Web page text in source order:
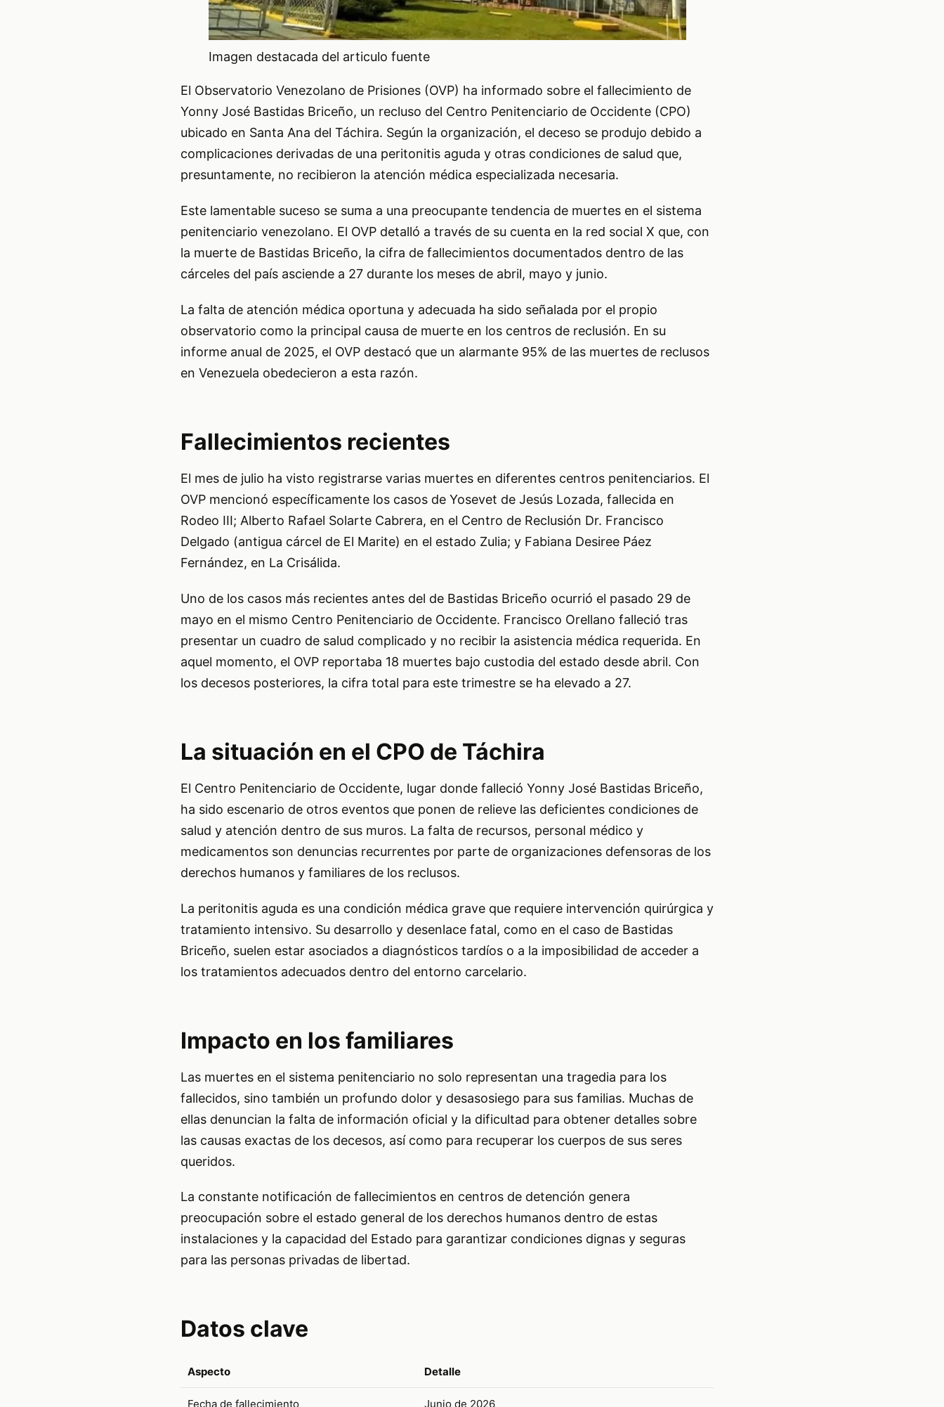
Imagen destacada del articulo fuente
El Observatorio Venezolano de Prisiones (OVP) ha informado sobre el fallecimiento de
Yonny José Bastidas Briceño, un recluso del Centro Penitenciario de Occidente (CPO)
ubicado en Santa Ana del Táchira. Según la organización, el deceso se produjo debido a
complicaciones derivadas de una peritonitis aguda y otras condiciones de salud que,
presuntamente, no recibieron la atención médica especializada necesaria.
Este lamentable suceso se suma a una preocupante tendencia de muertes en el sistema
penitenciario venezolano. El OVP detalló a través de su cuenta en la red social X que, con
la muerte de Bastidas Briceño, la cifra de fallecimientos documentados dentro de las
cárceles del país asciende a 27 durante los meses de abril, mayo y junio.
La falta de atención médica oportuna y adecuada ha sido señalada por el propio
observatorio como la principal causa de muerte en los centros de reclusión. En su
informe anual de 2025, el OVP destacó que un alarmante 95% de las muertes de reclusos
en Venezuela obedecieron a esta razón.
Fallecimientos recientes
El mes de julio ha visto registrarse varias muertes en diferentes centros penitenciarios. El
OVP mencionó específicamente los casos de Yosevet de Jesús Lozada, fallecida en
Rodeo III; Alberto Rafael Solarte Cabrera, en el Centro de Reclusión Dr. Francisco
Delgado (antigua cárcel de El Marite) en el estado Zulia; y Fabiana Desiree Páez
Fernández, en La Crisálida.
Uno de los casos más recientes antes del de Bastidas Briceño ocurrió el pasado 29 de
mayo en el mismo Centro Penitenciario de Occidente. Francisco Orellano falleció tras
presentar un cuadro de salud complicado y no recibir la asistencia médica requerida. En
aquel momento, el OVP reportaba 18 muertes bajo custodia del estado desde abril. Con
los decesos posteriores, la cifra total para este trimestre se ha elevado a 27.
La situación en el CPO de Táchira
El Centro Penitenciario de Occidente, lugar donde falleció Yonny José Bastidas Briceño,
ha sido escenario de otros eventos que ponen de relieve las deficientes condiciones de
salud y atención dentro de sus muros. La falta de recursos, personal médico y
medicamentos son denuncias recurrentes por parte de organizaciones defensoras de los
derechos humanos y familiares de los reclusos.
La peritonitis aguda es una condición médica grave que requiere intervención quirúrgica y
tratamiento intensivo. Su desarrollo y desenlace fatal, como en el caso de Bastidas
Briceño, suelen estar asociados a diagnósticos tardíos o a la imposibilidad de acceder a
los tratamientos adecuados dentro del entorno carcelario.
Impacto en los familiares
Las muertes en el sistema penitenciario no solo representan una tragedia para los
fallecidos, sino también un profundo dolor y desasosiego para sus familias. Muchas de
ellas denuncian la falta de información oficial y la dificultad para obtener detalles sobre
las causas exactas de los decesos, así como para recuperar los cuerpos de sus seres
queridos.
La constante notificación de fallecimientos en centros de detención genera
preocupación sobre el estado general de los derechos humanos dentro de estas
instalaciones y la capacidad del Estado para garantizar condiciones dignas y seguras
para las personas privadas de libertad.
Datos clave
Aspecto Detalle
Fecha de fallecimiento Junio de 2026